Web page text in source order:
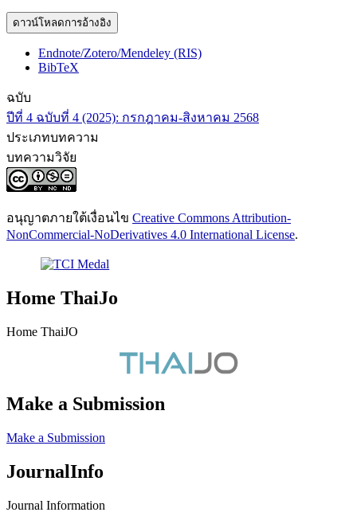
ดาวน์โหลดการอ้างอิง
Endnote/Zotero/Mendeley (RIS)
BibTeX
ฉบับ
ปีที่ 4 ฉบับที่ 4 (2025): กรกฎาคม-สิงหาคม 2568
ประเภทบทความ
บทความวิจัย
อนุญาตภายใต้เงื่อนไข Creative Commons Attribution-
NonCommercial-NoDerivatives 4.0 International License.
Home ThaiJo
Home ThaiJO
Make a Submission
Make a Submission
JournalInfo
Journal Information